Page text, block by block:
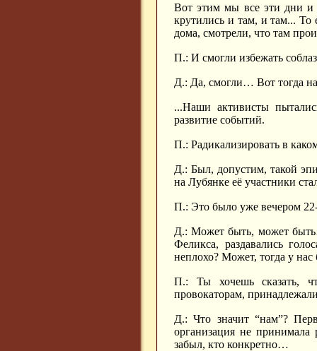
Вот этим мы все эти дни и
крутились и там, и там... То
дома, смотрели, что там
П.: И смогли избежать
Д.: Да, смогли… Вот тогда
...Наши активисты
развитие событий.
П.: Радикализировать в
Д.: Был, допустим, такой
на Лубянке её участники
П.: Это было уже вечером
Д.: Может быть, может
Феликса, раздавались
неплохо? Может, тогда у
П.: Ты хочешь сказать,
провокаторам,
Д.: Что значит “нам”?
организация не
забыл, кто конкретно…